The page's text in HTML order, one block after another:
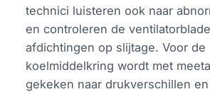
technici luisteren ook naar
en controleren de
afdichtingen op slijtage. Voor de
koelmiddelkring wordt met
gekeken naar drukverschillen